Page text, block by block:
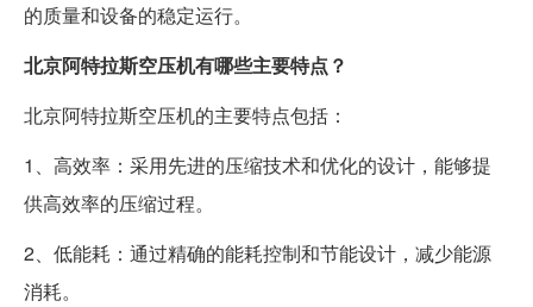
的质量和设备的稳定运行。
北京阿特拉斯空压机有哪些主要特点？
北京阿特拉斯空压机的主要特点包括：
1、高效率：采用先进的压缩技术和优化的设计，能够提
供高效率的压缩过程。
2、低能耗：通过精确的能耗控制和节能设计，减少能源
消耗。